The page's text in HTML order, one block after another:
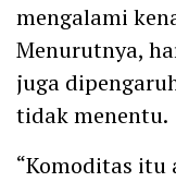
mengalami
Menurutnya,
juga
tidak menentu.
“Komoditas itu